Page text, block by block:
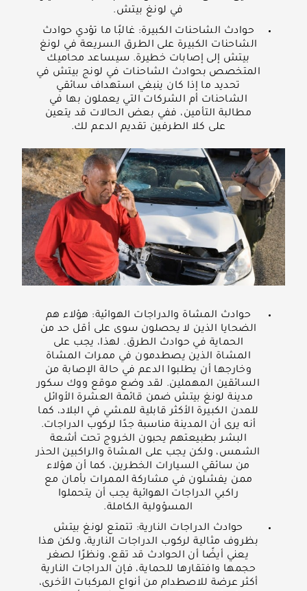
في لونغ بيتش.
حوادث الشاحنات الكبيرة: غالبًا ما تؤدي حوادث
الشاحنات الكبيرة على الطرق السريعة في لونغ
بيتش إلى إصابات خطيرة. سيساعد محاميك
المتخصص بحوادث الشاحنات في لونج بيتش في
تحديد ما إذا كان ينبغي استهداف سائقي
الشاحنات أم الشركات التي يعملون بها في
مطالبة التأمين، ففي بعض الحالات قد يتعين
على كلا الطرفين تقديم الدعم لك.
حوادث المشاة والدراجات الهوائية: هؤلاء هم
الضحايا الذين لا يحصلون سوى على أقل حد من
الحماية في حوادث الطرق. لهذا، يجب على
المشاة الذين يصطدمون في ممرات المشاة
وخارجها أن يطلبوا الدعم في حالة الإصابة من
السائقين المهملين. لقد وضع موقع ووك سكور
مدينة لونغ بيتش ضمن قائمة العشرة الأوائل
للمدن الكبيرة الأكثر قابلية للمشي في البلاد، كما
أنه يرى أن المدينة مناسبة جدًا لركوب الدراجات.
البشر بطبيعتهم يحبون الخروج تحت أشعة
الشمس، ولكن يجب على المشاة والراكبين الحذر
من سائقي السيارات الخطرين، كما أن هؤلاء
ممن يفشلون في مشاركة الممرات بأمان مع
راكبي الدراجات الهوائية يجب أن يتحملوا
المسؤولية الكاملة.
حوادث الدراجات النارية: تتمتع لونغ بيتش
بظروف مثالية لركوب الدراجات النارية، ولكن هذا
يعني أيضًا أن الحوادث قد تقع، ونظرًا لصغر
حجمها وافتقارها للحماية، فإن الدراجات النارية
أكثر عرضة للاصطدام من أنواع المركبات الأخرى،